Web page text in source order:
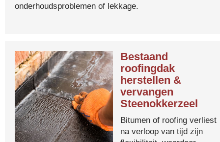
onderhoudsproblemen of lekkage.
Bestaand
roofingdak
herstellen &
vervangen
Steenokkerzeel
Bitumen of roofing verliest
na verloop van tijd zijn